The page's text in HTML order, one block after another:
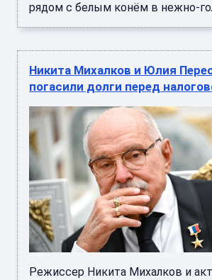
рядом с белым конём в нежно-
Никита Михалков и Юлия
погасили долги перед
Режиссер Никита Михалков и